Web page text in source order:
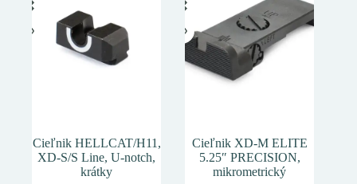
Cieľnik HELLCAT/H11,
XD-S/S Line, U-notch,
krátky
Cieľnik XD-M ELITE
5.25″ PRECISION,
mikrometrický